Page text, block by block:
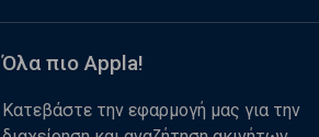
Όλα πιο Appla!
Κατεβάστε την εφαρμογή μας για την